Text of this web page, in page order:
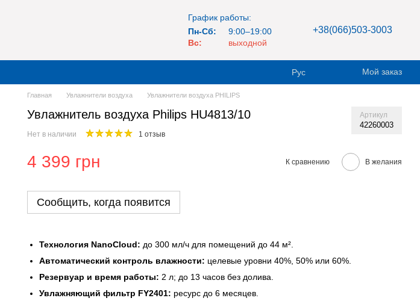
График работы:
Пн-Сб:
9:00–19:00
Вс:
выходной
+38(066)503-3003
Рус Мой заказ
Главная Увлажнители воздуха Увлажнители воздуха PHILIPS
Увлажнитель воздуха Philips HU4813/10 Артикул
42260003
Нет в наличии 1 отзыв
4 399 грн К сравнению В желания
Сообщить, когда появится
Технология NanoCloud: до 300 мл/ч для помещений до 44 м².
Автоматический контроль влажности: целевые уровни 40%, 50% или 60%.
Резервуар и время работы: 2 л; до 13 часов без долива.
Увлажняющий фильтр FY2401: ресурс до 6 месяцев.